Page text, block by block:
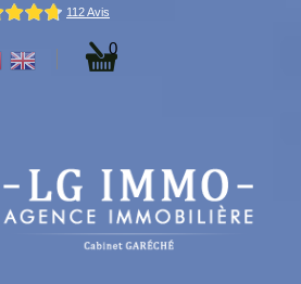
0